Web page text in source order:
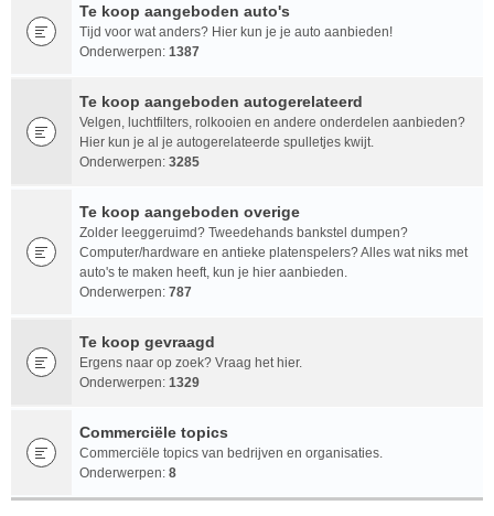
Te koop aangeboden auto's
Tijd voor wat anders? Hier kun je je auto aanbieden!
Onderwerpen: 1387
Te koop aangeboden autogerelateerd
Velgen, luchtfilters, rolkooien en andere onderdelen aanbieden?
Hier kun je al je autogerelateerde spulletjes kwijt.
Onderwerpen: 3285
Te koop aangeboden overige
Zolder leeggeruimd? Tweedehands bankstel dumpen?
Computer/hardware en antieke platenspelers? Alles wat niks met
auto's te maken heeft, kun je hier aanbieden.
Onderwerpen: 787
Te koop gevraagd
Ergens naar op zoek? Vraag het hier.
Onderwerpen: 1329
Commerciële topics
Commerciële topics van bedrijven en organisaties.
Onderwerpen: 8